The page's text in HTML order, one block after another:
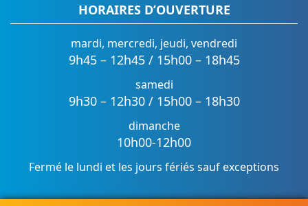
HORAIRES D’OUVERTURE
mardi, mercredi, jeudi, vendredi
9h45 – 12h45 / 15h00 – 18h45
samedi
9h30 – 12h30 / 15h00 – 18h30
dimanche
10h00-12h00
Fermé le lundi et les jours fériés sauf exceptions